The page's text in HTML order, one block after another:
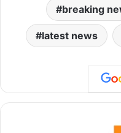
breaking
latest news